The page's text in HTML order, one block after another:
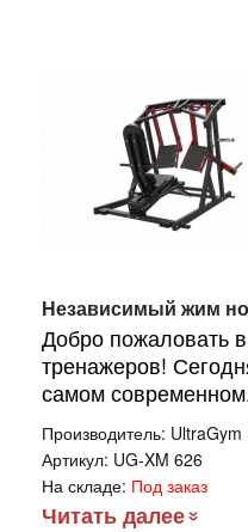
Независимый жим
Добро пожаловать
тренажеров!
самом
Производитель: UltraGym
Артикул: UG-XM 626
На складе: Под заказ
Читать далее